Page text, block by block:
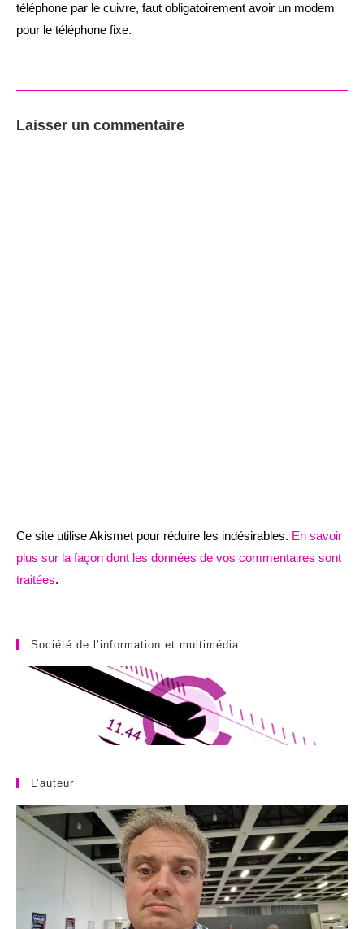
téléphone par le cuivre, faut obligatoirement avoir un modem
pour le téléphone fixe.
Laisser un commentaire
Ce site utilise Akismet pour réduire les indésirables. En savoir
plus sur la façon dont les données de vos commentaires sont
traitées.
Société de l’information et multimédia.
L’auteur